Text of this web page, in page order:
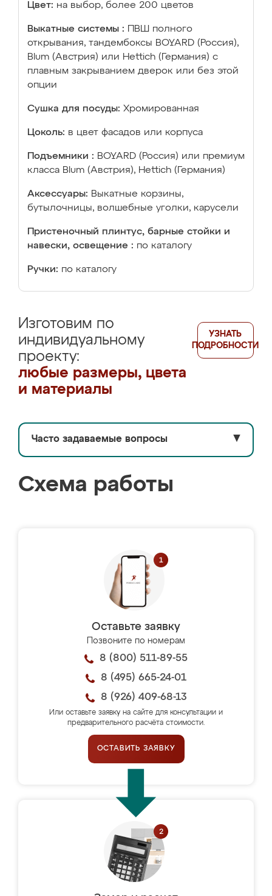
Цвет: на выбор, более 200 цветов
Выкатные системы :
ПВШ полного
открывания, тандембоксы BOYARD (Россия),
Blum (Австрия) или Hettich (Германия) с
плавным закрыванием дверок или без этой
опции
Сушка для посуды: Хромированная
Цоколь: в цвет фасадов или корпуса
Подъемники : BOYARD (Россия) или премиум
класса Blum (Австрия), Hettich (Германия)
Аксессуары: Выкатные корзины,
бутылочницы, волшебные уголки, карусели
Пристеночный плинтус, барные стойки и
навески, освещение : по каталогу
Ручки: по каталогу
Изготовим по
индивидуальному
проекту:
любые размеры, цвета
и материалы
УЗНАТЬ
ПОДРОБНОСТИ
Часто задаваемые вопросы ▼
Схема работы
Оставьте заявку
Позвоните по номерам
8 (800) 511-89-55
8 (495) 665-24-01
8 (926) 409-68-13
Или оставьте заявку на сайте для консультации и
предварительного расчёта стоимости.
ОСТАВИТЬ ЗАЯВКУ